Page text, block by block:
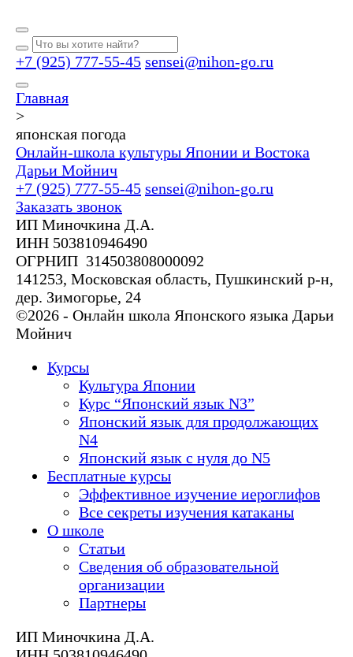
+7 (925) 777-55-45 sensei@nihon-go.ru
Главная
>
японская погода
Онлайн-школа культуры Японии и Востока
Дарьи Мойнич
+7 (925) 777-55-45 sensei@nihon-go.ru
Заказать звонок
ИП Миночкина Д.А.
ИНН 503810946490
ОГРНИП 314503808000092
141253, Московская область, Пушкинский р-н,
дер. Зимогорье, 24
©2026 - Онлайн школа Японского языка Дарьи
Мойнич
Курсы
Культура Японии
Курс “Японский язык N3”
Японский язык для продолжающих
N4
Японский язык с нуля до N5
Бесплатные курсы
Эффективное изучение иероглифов
Все секреты изучения катаканы
О школе
Статьи
Сведения об образовательной
организации
Партнеры
ИП Миночкина Д.А.